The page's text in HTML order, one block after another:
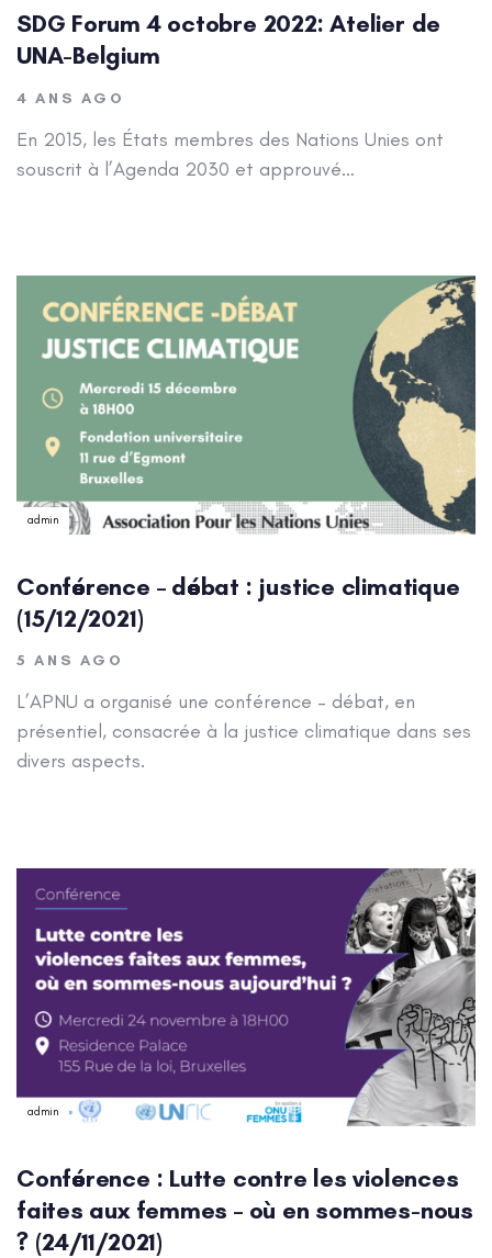
SDG Forum 4 octobre 2022: Atelier de
UNA-Belgium
4 ANS AGO
En 2015, les États membres des Nations Unies ont
souscrit à l’Agenda 2030 et approuvé…
admin
Conférence – débat : justice climatique
(15/12/2021)
5 ANS AGO
L’APNU a organisé une conférence – débat, en
présentiel, consacrée à la justice climatique dans ses
divers aspects.
admin
Conférence : Lutte contre les violences
faites aux femmes – où en sommes-nous
? (24/11/2021)